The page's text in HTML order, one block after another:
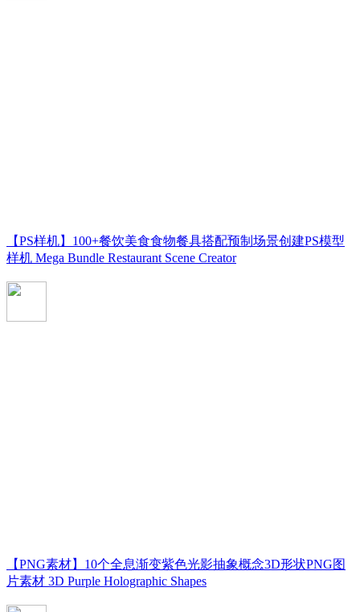
【PS样机】100+餐饮美食食物餐具搭配预制场景创建PS模型
样机 Mega Bundle Restaurant Scene Creator
【PNG素材】10个全息渐变紫色光影抽象概念3D形状PNG图
片素材 3D Purple Holographic Shapes